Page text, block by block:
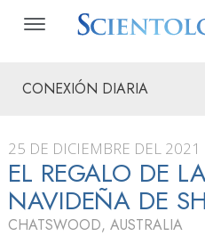
CONEXIÓN DIARIA
25 DE DICIEMBRE DEL 2021
EL REGALO DE
NAVIDEÑA DE
CHATSWOOD, AUSTRALIA